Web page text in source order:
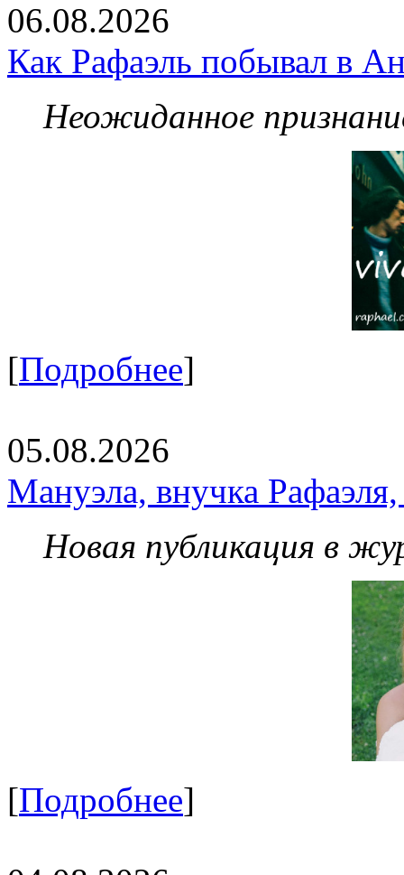
06.08.2026
Как Рафаэль побывал в
Неожиданное
[Подробнее]
05.08.2026
Мануэла, внучка
Новая публикация в
[Подробнее]